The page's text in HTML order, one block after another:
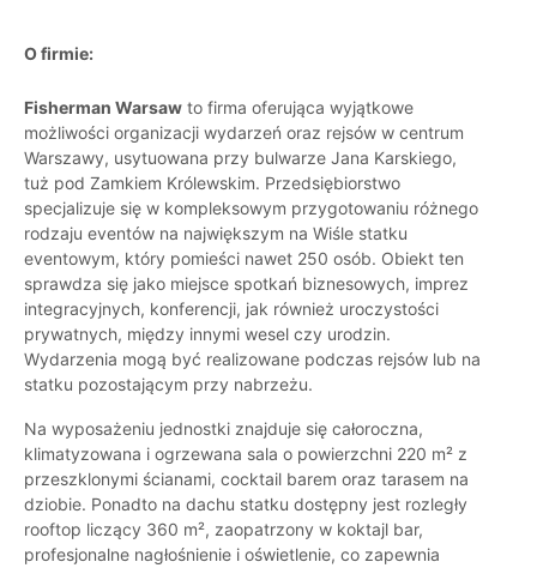
O firmie:
Fisherman Warsaw to firma oferująca wyjątkowe
możliwości organizacji wydarzeń oraz rejsów w centrum
Warszawy, usytuowana przy bulwarze Jana Karskiego,
tuż pod Zamkiem Królewskim. Przedsiębiorstwo
specjalizuje się w kompleksowym przygotowaniu różnego
rodzaju eventów na największym na Wiśle statku
eventowym, który pomieści nawet 250 osób. Obiekt ten
sprawdza się jako miejsce spotkań biznesowych, imprez
integracyjnych, konferencji, jak również uroczystości
prywatnych, między innymi wesel czy urodzin.
Wydarzenia mogą być realizowane podczas rejsów lub na
statku pozostającym przy nabrzeżu.
Na wyposażeniu jednostki znajduje się całoroczna,
klimatyzowana i ogrzewana sala o powierzchni 220 m² z
przeszklonymi ścianami, cocktail barem oraz tarasem na
dziobie. Ponadto na dachu statku dostępny jest rozległy
rooftop liczący 360 m², zaopatrzony w koktajl bar,
profesjonalne nagłośnienie i oświetlenie, co zapewnia